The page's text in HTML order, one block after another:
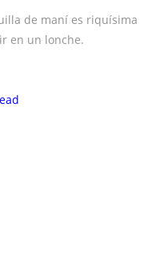
de maní es riquísima
en un lonche.